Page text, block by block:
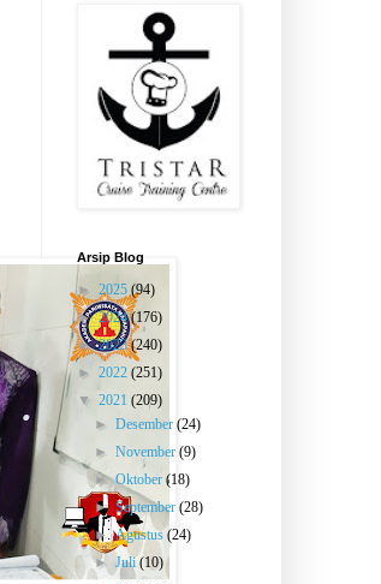
Arsip Blog
► 2025 (94)
►2024(176)
►2023(240)
► 2022 (251)
▼ 2021 (209)
►Desember(24)
►November(9)
►Oktober(18)
►September(28)
►Agustus(24)
►Juli(10)